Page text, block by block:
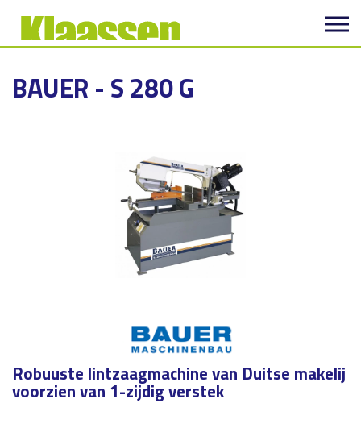
BAUER - S 280 G
Robuuste lintzaagmachine van Duitse makelij
voorzien van 1-zijdig verstek